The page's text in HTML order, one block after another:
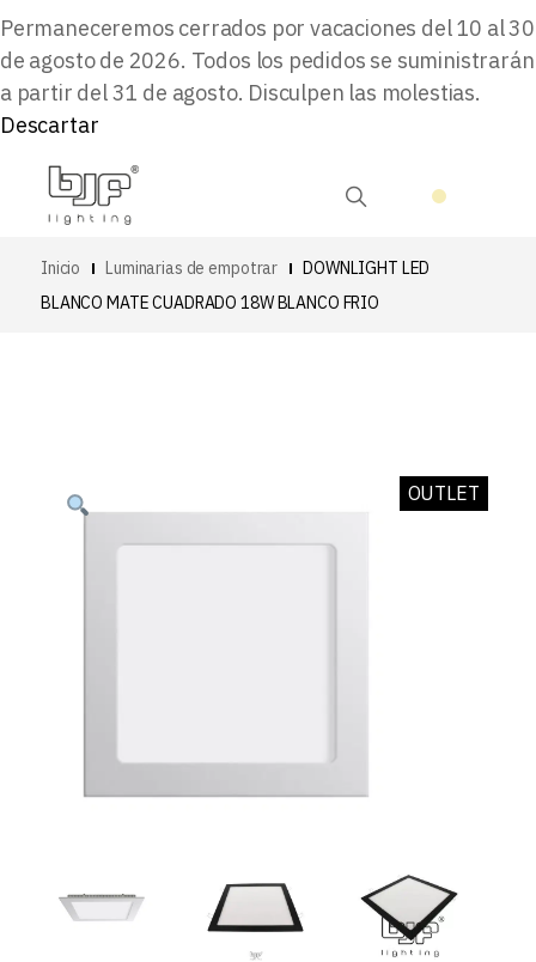
Permaneceremos cerrados por vacaciones del 10 al 30
de agosto de 2026. Todos los pedidos se suministrarán
a partir del 31 de agosto. Disculpen las molestias.
Descartar
Inicio Luminarias de empotrar
DOWNLIGHT LED
BLANCO MATE CUADRADO 18W BLANCO FRIO
OUTLET